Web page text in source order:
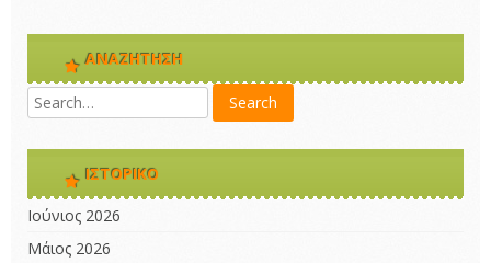
ΑΝΑΖΉΤΗΣΗ
ΙΣΤΟΡΙΚΌ
Ιούνιος 2026
Μάιος 2026